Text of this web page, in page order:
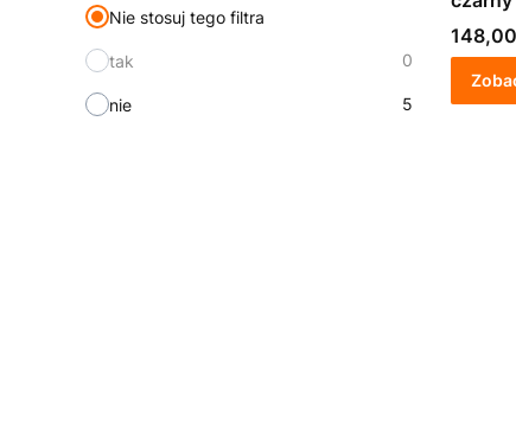
Nie stosuj tego filtra
tak 0
nie 5
Cena
148,00